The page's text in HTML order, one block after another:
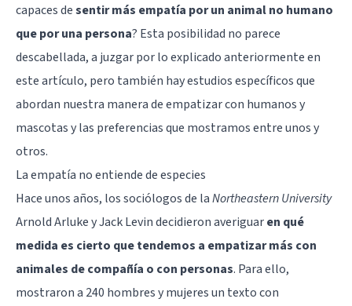
capaces desentir más empatía por un animal no humano
que por una persona? Esta posibilidad no parece
descabellada, a juzgar por lo explicado anteriormente en
este artículo, pero también hay estudios específicos que
abordan nuestra manera de empatizar con humanos y
mascotas y las preferencias que mostramos entre unos y
otros.
La empatía no entiende de especies
Hace unos años, los sociólogos de laNortheastern University
Arnold Arluke y Jack Levin decidieron averiguaren qué
medida es cierto que tendemos a empatizar más con
animales de compañía o con personas. Para ello,
mostraron a 240 hombres y mujeres un texto con